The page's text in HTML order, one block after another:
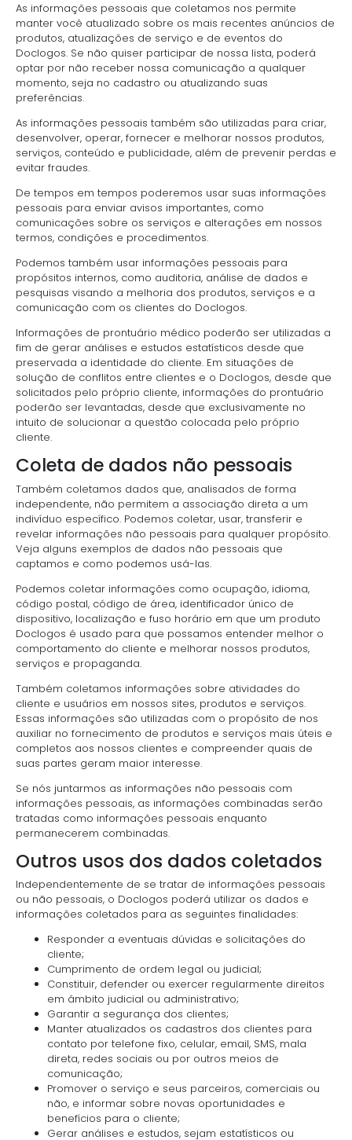
As informações pessoais que coletamos nos permite
manter você atualizado sobre os mais recentes anúncios de
produtos, atualizações de serviço e de eventos do
Doclogos. Se não quiser participar de nossa lista, poderá
optar por não receber nossa comunicação a qualquer
momento, seja no cadastro ou atualizando suas
preferências.
As informações pessoais também são utilizadas para criar,
desenvolver, operar, fornecer e melhorar nossos produtos,
serviços, conteúdo e publicidade, além de prevenir perdas e
evitar fraudes.
De tempos em tempos poderemos usar suas informações
pessoais para enviar avisos importantes, como
comunicações sobre os serviços e alterações em nossos
termos, condições e procedimentos.
Podemos também usar informações pessoais para
propósitos internos, como auditoria, análise de dados e
pesquisas visando a melhoria dos produtos, serviços e a
comunicação com os clientes do Doclogos.
Informações de prontuário médico poderão ser utilizadas a
fim de gerar análises e estudos estatísticos desde que
preservada a identidade do cliente. Em situações de
solução de conflitos entre clientes e o Doclogos, desde que
solicitados pelo próprio cliente, informações do prontuário
poderão ser levantadas, desde que exclusivamente no
intuito de solucionar a questão colocada pelo próprio
cliente.
Coleta de dados não pessoais
Também coletamos dados que, analisados de forma
independente, não permitem a associação direta a um
indivíduo específico. Podemos coletar, usar, transferir e
revelar informações não pessoais para qualquer propósito.
Veja alguns exemplos de dados não pessoais que
captamos e como podemos usá-las.
Podemos coletar informações como ocupação, idioma,
código postal, código de área, identificador único de
dispositivo, localização e fuso horário em que um produto
Doclogos é usado para que possamos entender melhor o
comportamento do cliente e melhorar nossos produtos,
serviços e propaganda.
Também coletamos informações sobre atividades do
cliente e usuários em nossos sites, produtos e serviços.
Essas informações são utilizadas com o propósito de nos
auxiliar no fornecimento de produtos e serviços mais úteis e
completos aos nossos clientes e compreender quais de
suas partes geram maior interesse.
Se nós juntarmos as informações não pessoais com
informações pessoais, as informações combinadas serão
tratadas como informações pessoais enquanto
permanecerem combinadas.
Outros usos dos dados coletados
Independentemente de se tratar de informações pessoais
ou não pessoais, o Doclogos poderá utilizar os dados e
informações coletados para as seguintes finalidades:
Responder a eventuais dúvidas e solicitações do
cliente;
Cumprimento de ordem legal ou judicial;
Constituir, defender ou exercer regularmente direitos
em âmbito judicial ou administrativo;
Garantir a segurança dos clientes;
Manter atualizados os cadastros dos clientes para
contato por telefone fixo, celular, email, SMS, mala
direta, redes sociais ou por outros meios de
comunicação;
Promover o serviço e seus parceiros, comerciais ou
não, e informar sobre novas oportunidades e
benefícios para o cliente;
Gerar análises e estudos, sejam estatísticos ou